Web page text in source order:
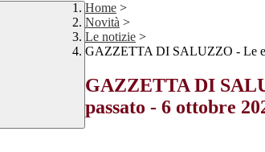
Home >
Novità >
Le notizie >
GAZZETTA DI SALUZZO - Le
GAZZETTA DI
passato - 6 ottobre